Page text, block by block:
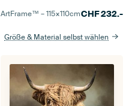
ArtFrame™ –115×110cmCHF232.-
Größe & Material selbst wählen